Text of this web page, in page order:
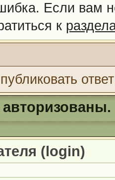
Если вам
к
(login)